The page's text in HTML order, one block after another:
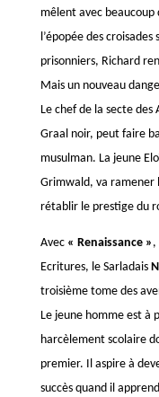
mêlent avec
l’épopée des
prisonniers, Richard
Mais un nouveau
Le chef de la secte des
Graal noir, peut faire
musulman. La jeune
Grimwald, va ramener
rétablir le prestige du
Avec « Renaissance » ,
Ecritures, le Sarladais
troisième tome des
Le jeune homme est à
harcèlement scolaire
premier. Il aspire à
succès quand il